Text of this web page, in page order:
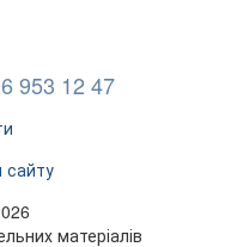
953 12 47
сайту
матеріалів